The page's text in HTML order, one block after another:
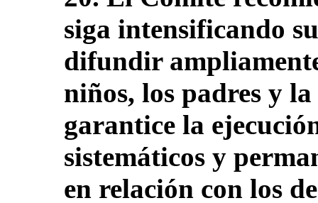
siga intensificando
difundir
niños, los padres y
garantice la
sistemáticos y
en relación con los